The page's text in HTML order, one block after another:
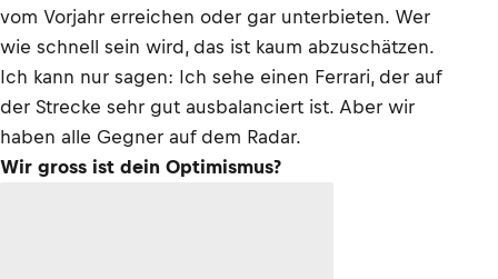
vom Vorjahr erreichen oder gar unterbieten. Wer
wie schnell sein wird, das ist kaum abzuschätzen.
Ich kann nur sagen: Ich sehe einen Ferrari, der auf
der Strecke sehr gut ausbalanciert ist. Aber wir
haben alle Gegner auf dem Radar.
Wir gross ist dein Optimismus?